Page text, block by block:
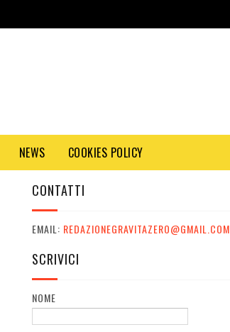
NEWS COOKIES POLICY
CONTATTI
EMAIL: REDAZIONEGRAVITAZERO@GMAIL.COM
SCRIVICI
NOME